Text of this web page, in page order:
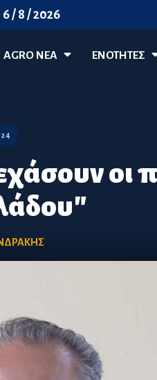
6 / 8 / 2026
AGRO ΝΈΑ ΕΝΟΤΗΤΕΣ
οι